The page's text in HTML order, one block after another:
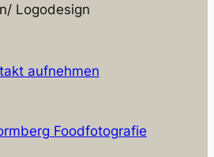
Logodesign
aufnehmen